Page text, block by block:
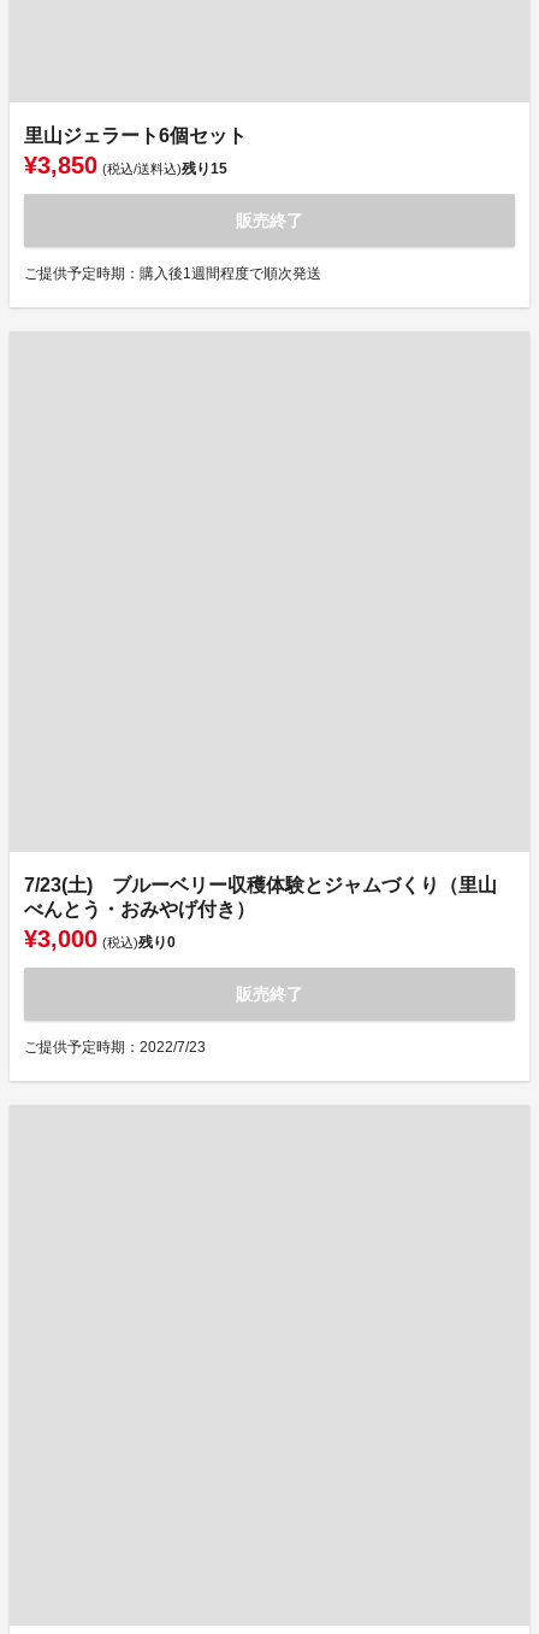
里山ジェラート6個セット
¥3,850 (税込/送料込)残り15
販売終了
ご提供予定時期：購入後1週間程度で順次発送
7/23(土) ブルーベリー収穫体験とジャムづくり（里山
べんとう・おみやげ付き）
¥3,000 (税込)残り0
販売終了
ご提供予定時期：2022/7/23